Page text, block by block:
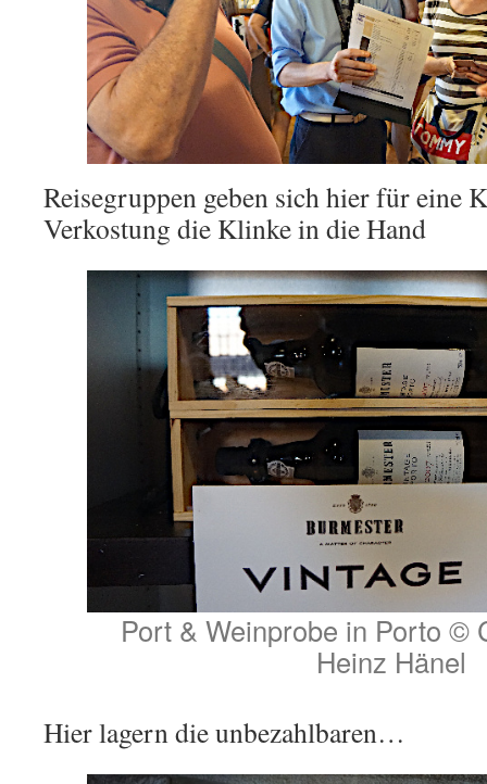
Reisegruppen geben sich hier für eine
Verkostung die Klinke in die Hand
Port & Weinprobe in Porto ©
Heinz Hänel
Hier lagern die unbezahlbaren…